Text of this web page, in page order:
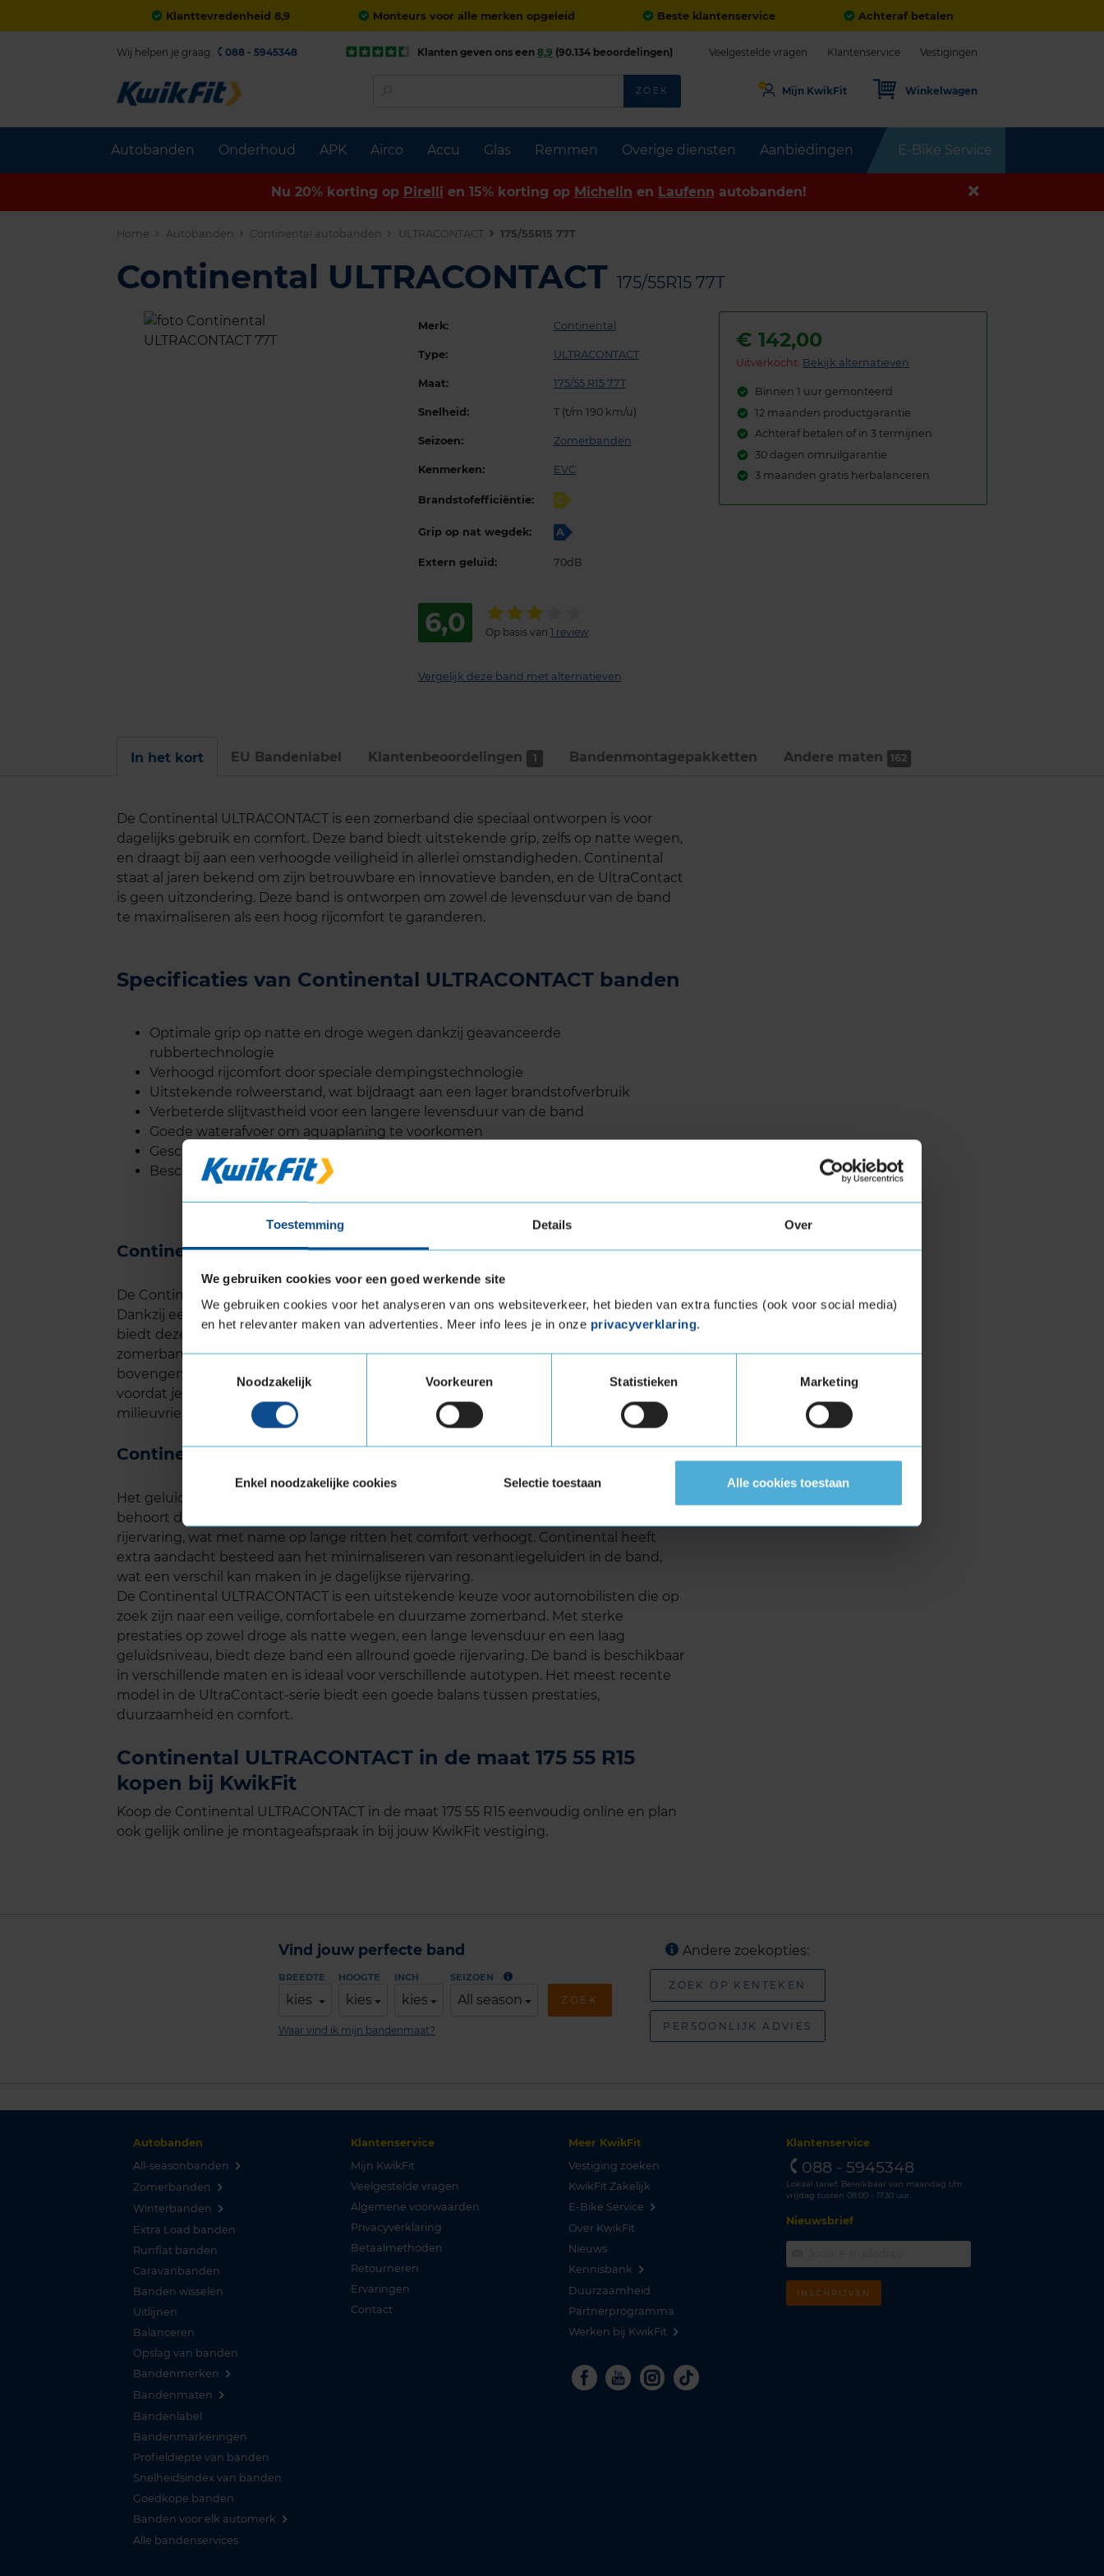
Toestemming Details Over
We gebruiken cookies voor een goed werkende site
We gebruiken cookies voor het analyseren van ons websiteverkeer, het bieden van extra functies (ook voor social media)
en het relevanter maken van advertenties. Meer info lees je in onze privacyverklaring.
Toestemmingsselectie
Noodzakelijk
Voorkeuren Statistieken Marketing
Enkel noodzakelijke cookies Selectie toestaan Alle cookies toestaan
Klanttevredenheid 8,9 Monteurs voor alle merken opgeleid Beste klantenservice Achteraf betalen
Autobanden Onderhoud APK Airco Accu Glas Remmen Overige diensten Aanbiedingen E-Bike Service
Wij helpen je graag. 088 - 5945348 Klanten geven ons een 8,9 (90.134 beoordelingen) Veelgestelde vragen Klantenservice Vestigingen
ZOEK Mijn KwikFit Winkelwagen
Nu 20% korting op Pirelli en 15% korting op Michelin en Laufenn autobanden!
Home Autobanden Continental autobanden ULTRACONTACT 175/55R15 77T
Continental ULTRACONTACT 175/55R15 77T
Merk: Continental
Type: ULTRACONTACT
Maat: 175/55 R15 77T
Snelheid: T (t/m 190 km/u)
Seizoen: Zomerbanden
Kenmerken: EVC
Brandstofefficiëntie: C
Grip op nat wegdek: A
Extern geluid: 70dB
6,0 Op basis van 1 review
Vergelijk deze band met alternatieven
€142,00
Uitverkocht: Bekijk alternatieven
Binnen 1 uur gemonteerd
12 maanden productgarantie
Achteraf betalen of in 3 termijnen
30 dagen omruilgarantie
3 maanden gratis herbalanceren
In het kort EU Bandenlabel Klantenbeoordelingen 1 Bandenmontage­pakketten Andere maten 162
De Continental ULTRACONTACT is een zomerband die speciaal ontworpen is voor
dagelijks gebruik en comfort. Deze band biedt uitstekende grip, zelfs op natte wegen,
en draagt bij aan een verhoogde veiligheid in allerlei omstandigheden. Continental
staat al jaren bekend om zijn betrouwbare en innovatieve banden, en de UltraContact
is geen uitzondering. Deze band is ontworpen om zowel de levensduur van de band
te maximaliseren als een hoog rijcomfort te garanderen.
Specificaties van Continental ULTRACONTACT banden
Optimale grip op natte en droge wegen dankzij geavanceerde
rubbertechnologie
Verhoogd rijcomfort door speciale dempingstechnologie
Uitstekende rolweerstand, wat bijdraagt aan een lager brandstofverbruik
Verbeterde slijtvastheid voor een langere levensduur van de band
Goede waterafvoer om aquaplaning te voorkomen
Geschikt voor middenklasse auto's, SUV's en compacte modellen
Beschikbaar in diverse maten voor een brede compatibiliteit
Continental ULTRACONTACT levensduur
De Continental ULTRACONTACT is ontworpen met een focus op duurzaamheid.
Dankzij een speciaal ontwikkelde rubbersamenstelling en een geoptimaliseerd profiel
biedt deze band een langere levensduur in vergelijking met veel andere
zomerbanden. Onafhankelijke tests van de ANWB bevestigen dat de ULTRACONTACT
bovengemiddeld presteert op slijtvastheid. Dit betekent dat je langer kunt rijden
voordat je de banden moet vervangen, wat niet alleen kostenbesparend is, maar ook
milieuvriendelijker.
Continental ULTRACONTACT geluid
Het geluidsniveau van de Continental ULTRACONTACT is relatief laag. Deze band
behoort deze band tot de stillere banden in zijn klasse. Dit draagt bij aan een stillere
rijervaring, wat met name op lange ritten het comfort verhoogt. Continental heeft
extra aandacht besteed aan het minimaliseren van resonantiegeluiden in de band,
wat een verschil kan maken in je dagelijkse rijervaring.
De Continental ULTRACONTACT is een uitstekende keuze voor automobilisten die op
zoek zijn naar een veilige, comfortabele en duurzame zomerband. Met sterke
prestaties op zowel droge als natte wegen, een lange levensduur en een laag
geluidsniveau, biedt deze band een allround goede rijervaring. De band is beschikbaar
in verschillende maten en is ideaal voor verschillende autotypen. Het meest recente
model in de UltraContact-serie biedt een goede balans tussen prestaties,
duurzaamheid en comfort.
Continental ULTRACONTACT in de maat 175 55 R15
kopen bij KwikFit
Koop de Continental ULTRACONTACT in de maat 175 55 R15 eenvoudig online en plan
ook gelijk online je montageafspraak in bij jouw KwikFit vestiging.
Vind jouw perfecte band
BREEDTE
kies
HOOGTE
kies
INCH
kies
SEIZOEN
All season ZOEK
Waar vind ik mijn bandenmaat?
Andere zoekopties:
ZOEK OP KENTEKEN
PERSOONLIJK ADVIES
Autobanden
All-seasonbanden
Zomerbanden
Winterbanden
Extra Load banden
Runflat banden
Caravanbanden
Banden wisselen
Uitlijnen
Balanceren
Opslag van banden
Bandenmerken
Bandenmaten
Bandenlabel
Bandenmarkeringen
Profieldiepte van banden
Snelheidsindex van banden
Goedkope banden
Banden voor elk automerk
Alle bandenservices
Klantenservice
Mijn KwikFit
Veelgestelde vragen
Algemene voorwaarden
Privacyverklaring
Betaalmethoden
Retourneren
Ervaringen
Contact
Meer KwikFit
Vestiging zoeken
KwikFit Zakelijk
E-Bike Service
Over KwikFit
Nieuws
Kennisbank
Duurzaamheid
Partnerprogramma
Werken bij KwikFit
Facebook
YoutubeInstagram
Tiktok
Klantenservice
088 - 5945348
Lokaal tarief. Bereikbaar van maandag t/m
vrijdag tussen 08.00 - 17.30 uur.
Nieuwsbrief
INSCHRIJVEN